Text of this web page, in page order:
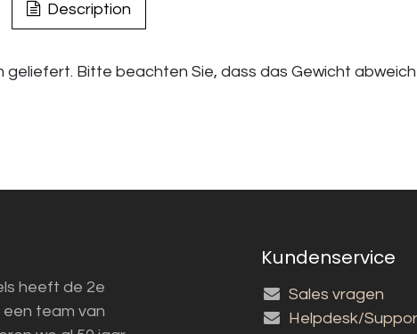
Description
Bitte beachten Sie, dass das Gewicht
heeft de 2e
team van
Kundenservice
Sales vragen
Helpdesk/